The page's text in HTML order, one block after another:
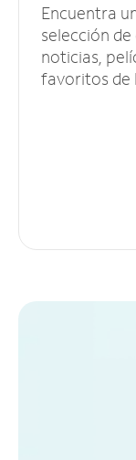
Encuentra
selección
noticias,
favoritos de